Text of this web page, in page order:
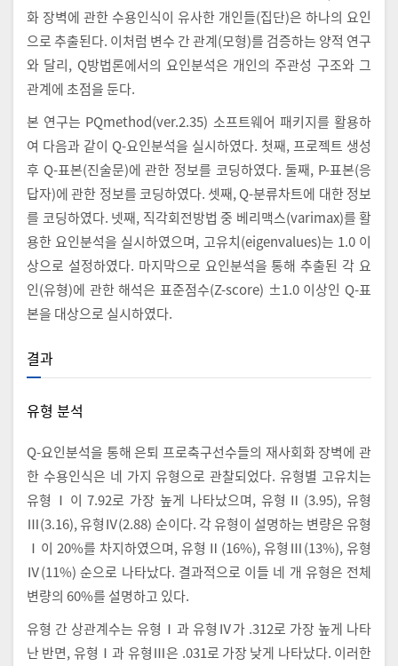
화 장벽에 관한 수용인식이 유사한 개인들(집단)은 하나의 요인
으로 추출된다. 이처럼 변수 간 관계(모형)를 검증하는 양적 연구
와 달리, Q방법론에서의 요인분석은 개인의 주관성 구조와 그
관계에 초점을 둔다.
본 연구는 PQmethod(ver.2.35) 소프트웨어 패키지를 활용하
여 다음과 같이 Q-요인분석을 실시하였다. 첫째, 프로젝트 생성
후 Q-표본(진술문)에 관한 정보를 코딩하였다. 둘째, P-표본(응
답자)에 관한 정보를 코딩하였다. 셋째, Q-분류차트에 대한 정보
를 코딩하였다. 넷째, 직각회전방법 중 베리맥스(varimax)를 활
용한 요인분석을 실시하였으며, 고유치(eigenvalues)는 1.0 이
상으로 설정하였다. 마지막으로 요인분석을 통해 추출된 각 요
인(유형)에 관한 해석은 표준점수(Z-score) ±1.0 이상인 Q-표
본을 대상으로 실시하였다.
결과
유형 분석
Q-요인분석을 통해 은퇴 프로축구선수들의 재사회화 장벽에 관
한 수용인식은 네 가지 유형으로 관찰되었다. 유형별 고유치는
유형Ⅰ이 7.92로 가장 높게 나타났으며, 유형Ⅱ(3.95), 유형
Ⅲ(3.16), 유형Ⅳ(2.88) 순이다. 각 유형이 설명하는 변량은 유형
Ⅰ이 20%를 차지하였으며, 유형Ⅱ(16%), 유형Ⅲ(13%), 유형
Ⅳ(11%) 순으로 나타났다. 결과적으로 이들 네 개 유형은 전체
변량의 60%를 설명하고 있다.
유형 간 상관계수는 유형Ⅰ과 유형Ⅳ가 .312로 가장 높게 나타
난 반면, 유형Ⅰ과 유형Ⅲ은 .031로 가장 낮게 나타났다. 이러한